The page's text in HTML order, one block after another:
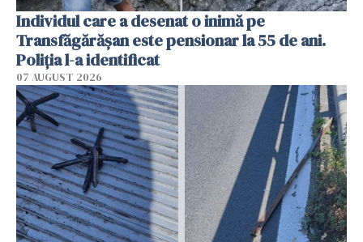
Individul care a desenat o inimă pe
Transfăgărășan este pensionar la 55 de ani.
Poliția l-a identificat
07 AUGUST 2026